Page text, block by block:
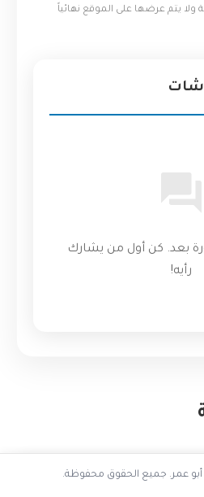
ولا يتم عرضها على الموقع نهائياً
بعد. كن أول من يشارك
رأيه!